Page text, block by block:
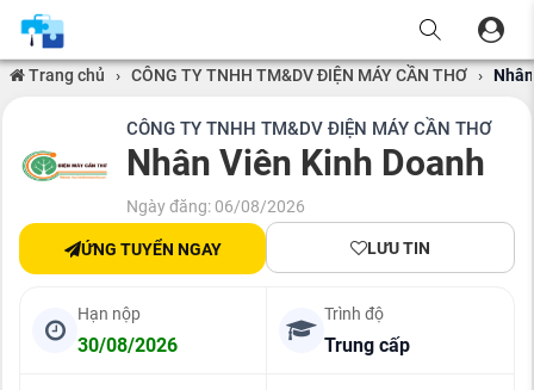
Trang chủ › CÔNG TY TNHH TM&DV ĐIỆN MÁY CẦN THƠ ›
CÔNG TY TNHH TM&DV ĐIỆN MÁY CẦN THƠ
Nhân Viên Kinh Doanh
Ngày đăng: 06/08/2026
ỨNG TUYỂN NGAY LƯU TIN
Hạn nộp
30/08/2026
Trình độ
Trung cấp